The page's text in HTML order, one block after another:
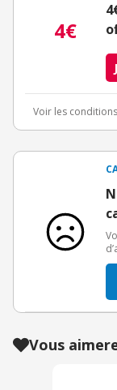
4€
Voir les conditions
3€ de bienvenue
Offre réservée à
Vous